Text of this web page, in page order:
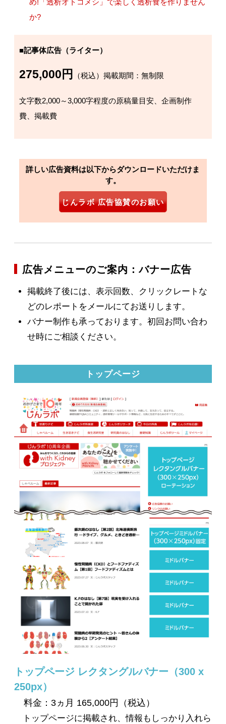
め!「透析オトコメシ」で楽しく透析食を作りません
か?
■記事体広告（ライター）
275,000円 （税込）掲載期間：無制限
文字数2,000～3,000字程度の原稿量目安、企画制作
費、掲載費
詳しい広告資料は以下からダウンロードいただけま
す。
じんラボ 広告協賛のお願い
広告メニューのご案内：バナー広告
掲載終了後には、表示回数、クリックレートな
どのレポートをメールにてお送りします。
バナー制作も承っております。初回お問い合わ
せ時にご相談ください。
トップページ
トップページ レクタングルバナー（300 x
250px）
料金：3ヵ月 165,000円（税込）
トップページに掲載され、情報もしっかり入れら